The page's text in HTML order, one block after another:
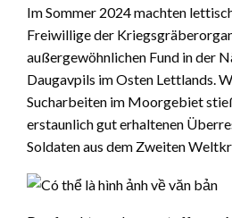
Im Sommer 2024 machten
Freiwillige der
außergewöhnlichen Fund in der
Daugavpils im Osten Lettlands.
Sucharbeiten im Moorgebiet
erstaunlich gut erhaltenen
Soldaten aus dem Zweiten